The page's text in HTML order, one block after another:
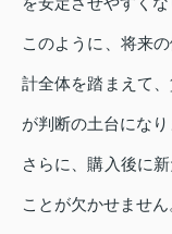
このように、将来
計全体を踏まえて
が判断の土台になり
さらに、購入後に
ことが欠かせません